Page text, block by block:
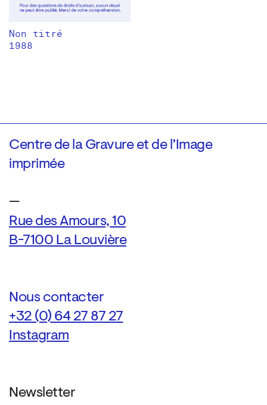
Non titré
1988
Centre de la Gravure et de l’Image
imprimée
—
Rue des Amours, 10
B-7100 La Louvière
Nous contacter
+32 (0) 64 27 87 27
Instagram
Newsletter